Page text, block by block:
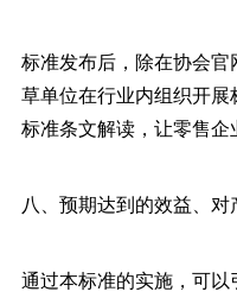
标准发布后，除在协会
草单位在行业内组织开
标准条文解读，让零售企
八、预期达到的效益、
通过本标准的实施，可